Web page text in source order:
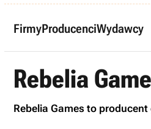
FirmyProducenciWydawcy
Rebelia
Rebelia Games to producent